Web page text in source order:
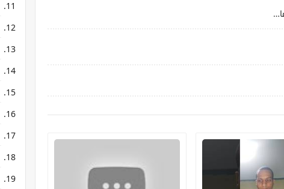
https://youtu.be/yFMcbUzxlHAاقوي تجميعة لفيديوهات عام 2021